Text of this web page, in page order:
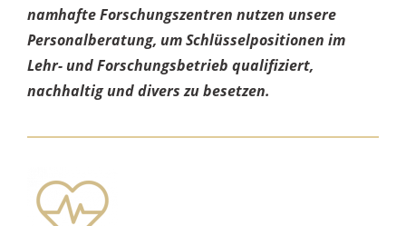
namhafte Forschungszentren nutzen unsere
Personalberatung, um Schlüsselpositionen im
Lehr- und Forschungsbetrieb qualifiziert,
nachhaltig und divers zu besetzen.